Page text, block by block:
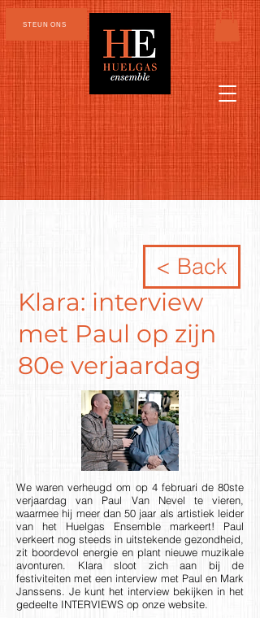
STEUN ONS
< Back
Klara: interview
met Paul op zijn
80e verjaardag
We waren verheugd om op 4 februari de 80ste
verjaardag van Paul Van Nevel te vieren,
waarmee hij meer dan 50 jaar als artistiek leider
van het Huelgas Ensemble markeert! Paul
verkeert nog steeds in uitstekende gezondheid,
zit boordevol energie en plant nieuwe muzikale
avonturen. Klara sloot zich aan bij de
festiviteiten met een interview met Paul en Mark
Janssens. Je kunt het interview bekijken in het
gedeelte INTERVIEWS op onze website.